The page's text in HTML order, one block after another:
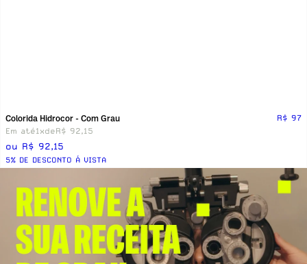
Colorida Hidrocor - Com Grau
R$ 97
Em até1xdeR$ 92,15
ou R$ 92,15
5% DE DESCONTO Á VISTA